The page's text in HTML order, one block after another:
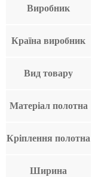
Виробник
Країна виробник
Вид товару
Матеріал полотна
Кріплення полотна
Ширина